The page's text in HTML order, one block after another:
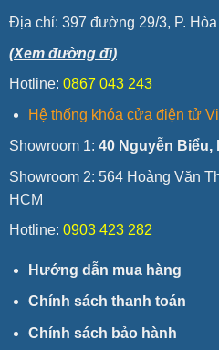
Địa chỉ: 397 đường 29/3, P.
(Xem đường đi)
Hotline: 0867 043 243
Hệ thống khóa cửa điện tử
Showroom 1: 40 Nguyễn Biểu,
Showroom 2: 564 Hoàng Văn
HCM
Hotline: 0903 423 282
Hướng dẫn mua hàng
Chính sách thanh toán
Chính sách bảo hành